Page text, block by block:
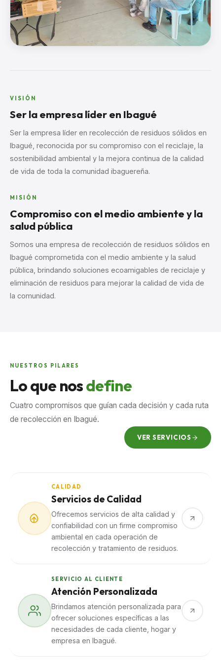
excelencia
Conocer misión
VISIÓN
Ser la empresa líder en Ibagué
Ser la empresa líder en recolección de residuos sólidos en
Ibagué, reconocida por su compromiso con el reciclaje, la
sostenibilidad ambiental y la mejora continua de la calidad
de vida de toda la comunidad ibaguereña.
MISIÓN
Compromiso con el medio ambiente y la
salud pública
Somos una empresa de recolección de residuos sólidos en
Ibagué comprometida con el medio ambiente y la salud
pública, brindando soluciones ecoamigables de reciclaje y
eliminación de residuos para mejorar la calidad de vida de
la comunidad.
NUESTROS PILARES
Lo que nosdefine
Cuatro compromisos que guían cada decisión y cada ruta
de recolección en Ibagué.
VER SERVICIOS
CALIDAD
Servicios de Calidad
Ofrecemos servicios de alta calidad y
confiabilidad con un firme compromiso
ambiental en cada operación de
recolección y tratamiento de residuos.
SERVICIO AL CLIENTE
Atención Personalizada
Brindamos atención personalizada para
ofrecer soluciones específicas a las
necesidades de cada cliente, hogar y
empresa en Ibagué.